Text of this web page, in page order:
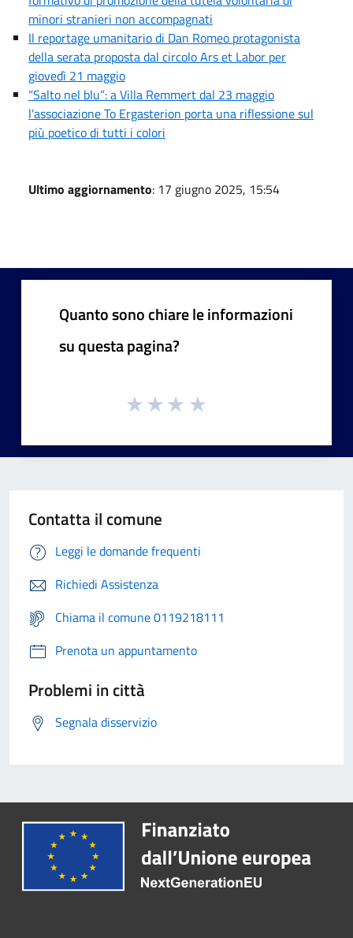
minori stranieri non accompagnati
Il reportage umanitario di Dan Romeo protagonista
della serata proposta dal circolo Ars et Labor per
giovedì 21 maggio
“Salto nel blu”: a Villa Remmert dal 23 maggio
l’associazione To Ergasterion porta una riflessione sul
più poetico di tutti i colori
Ultimo aggiornamento: 17 giugno 2025, 15:54
Quanto sono chiare le informazioni
su questa pagina?
Contatta il comune
Leggi le domande frequenti
Richiedi Assistenza
Chiama il comune 0119218111
Prenota un appuntamento
Problemi in città
Segnala disservizio